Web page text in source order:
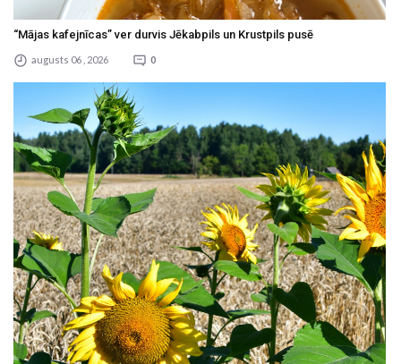
“Mājas kafejnīcas” ver durvis Jēkabpils un Krustpils pusē
augusts 06 , 2026 0